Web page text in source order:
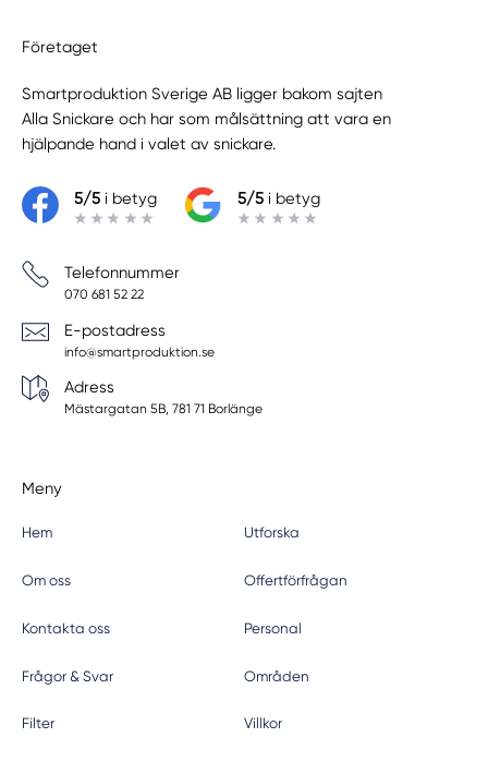
Företaget
Smartproduktion Sverige AB ligger bakom sajten
Alla Snickare och har som målsättning att vara en
hjälpande hand i valet av snickare.
5/5i betyg 5/5i betyg
Telefonnummer
070 681 52 22
E-postadress
info@smartproduktion.se
Adress
Mästargatan 5B, 781 71 Borlänge
Meny
Hem Utforska
Om oss Offertförfrågan
Kontakta oss Personal
Frågor & Svar Områden
Filter Villkor